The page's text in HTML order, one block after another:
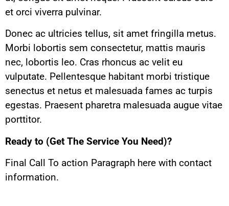
et orci viverra pulvinar.
Donec ac ultricies tellus, sit amet fringilla metus.
Morbi lobortis sem consectetur, mattis mauris
nec, lobortis leo. Cras rhoncus ac velit eu
vulputate. Pellentesque habitant morbi tristique
senectus et netus et malesuada fames ac turpis
egestas. Praesent pharetra malesuada augue vitae
porttitor.
Ready to (Get The Service You Need)?
Final Call To action Paragraph here with contact
information.